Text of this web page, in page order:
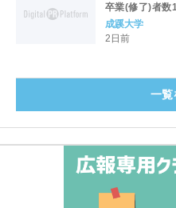
卒業(修了)者数
全国第1位を
4.3pt）に伸長
成蹊大学
2日前
一覧